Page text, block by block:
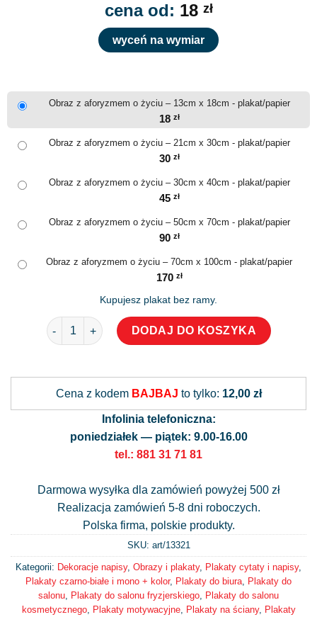
cena od: 18 zł
wyceń na wymiar
Obraz z aforyzmem o życiu – 13cm x 18cm - plakat/papier
18 zł
Obraz z aforyzmem o życiu – 21cm x 30cm - plakat/papier
30 zł
Obraz z aforyzmem o życiu – 30cm x 40cm - plakat/papier
45 zł
Obraz z aforyzmem o życiu – 50cm x 70cm - plakat/papier
90 zł
Obraz z aforyzmem o życiu – 70cm x 100cm - plakat/papier
170 zł
Kupujesz plakat bez ramy.
ilość Obraz z aforyzmem o życiu
DODAJ DO KOSZYKA
Cena z kodem BAJBAJ to tylko: 12,00 zł
Infolinia telefoniczna:
poniedziałek — piątek: 9.00-16.00
tel.: 881 31 71 81
Darmowa wysyłka dla zamówień powyżej 500 zł
Realizacja zamówień 5-8 dni roboczych.
Polska firma, polskie produkty.
SKU: art/13321
Kategorii: Dekoracje napisy, Obrazy i plakaty, Plakaty cytaty i napisy,
Plakaty czarno-białe i mono + kolor, Plakaty do biura
Plakaty do
salonu
Plakaty do salonu fryzjerskiego
Plakaty do salonu
kosmetycznego, Plakaty motywacyjne, Plakaty na ściany, Plakaty